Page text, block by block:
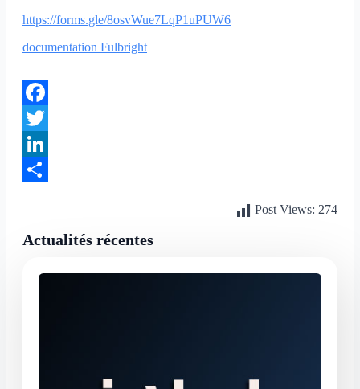
https://forms.gle/8osvWue7LqP1uPUW6
documentation Fulbright
Facebook
Twitter
LinkedIn
Post Views: 274
Actualités récentes